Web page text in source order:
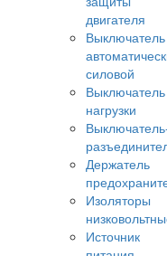
двигателя
Выключатель
силовой
Выключатель
нагрузки
Держатель
Изоляторы
Источник